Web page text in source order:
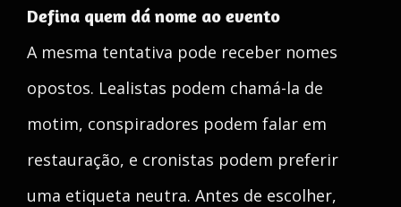
Defina quem dá nome ao evento
A mesma tentativa pode receber nomes
opostos. Lealistas podem chamá-la de
motim, conspiradores podem falar em
restauração, e cronistas podem preferir
uma etiqueta neutra. Antes de escolher,